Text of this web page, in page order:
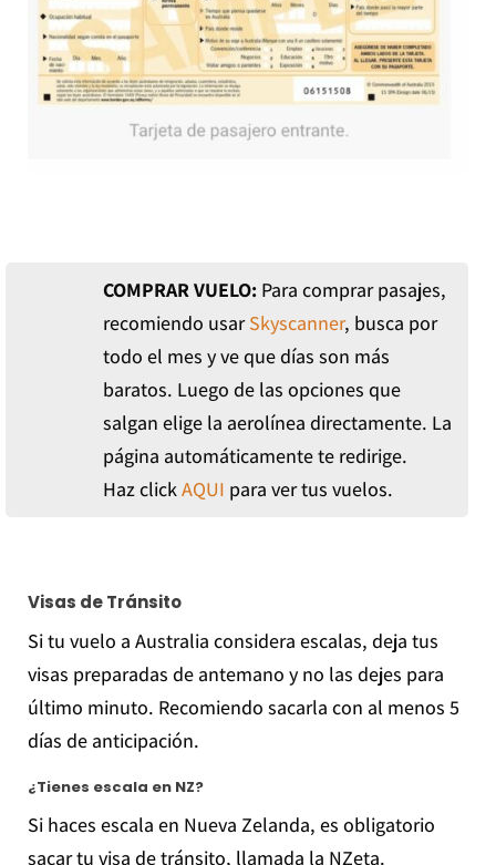
COMPRAR VUELO: Para comprar pasajes,
recomiendo usarSkyscanner, busca por
todo el mes y ve que días son más
baratos. Luego de las opciones que
salgan elige la aerolínea directamente. La
página automáticamente te redirige.
Haz clickAQUI para ver tus vuelos.
Visas de Tránsito
Si tu vuelo a Australia considera escalas, deja tus
visas preparadas de antemano y no las dejes para
último minuto. Recomiendo sacarla con al menos 5
días de anticipación.
¿Tienes escala en NZ?
Si haces escala en Nueva Zelanda, es obligatorio
sacar tu visa de tránsito, llamada la NZeta.